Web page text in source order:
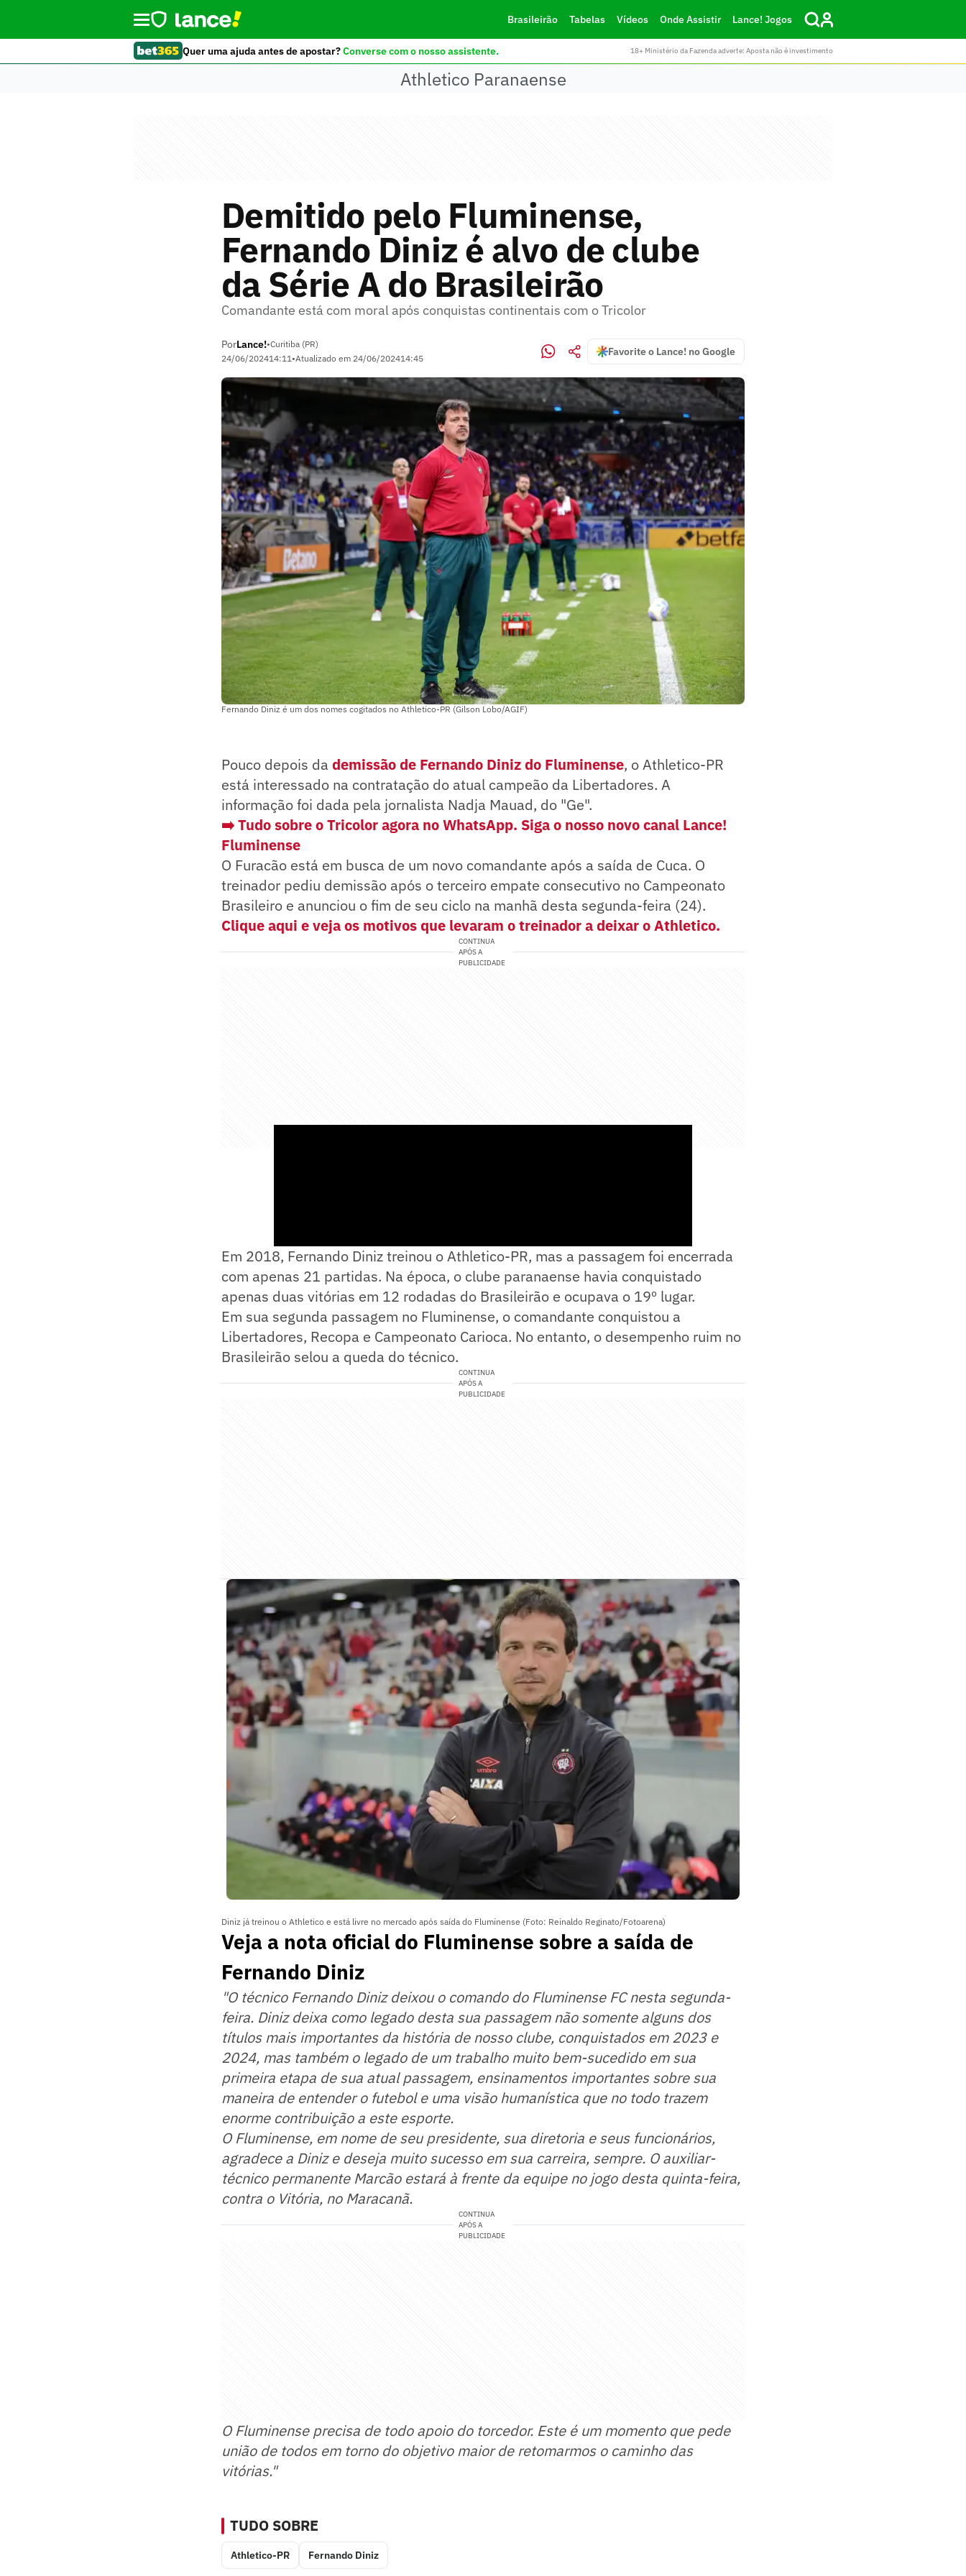
Brasileirão Tabelas Vídeos Onde Assistir Lance! Jogos
Quer uma ajuda antes de apostar?Converse com o nosso assistente. 18+ Ministério da Fazenda adverte: Aposta não é investimento
Athletico Paranaense
Demitido pelo Fluminense,
Fernando Diniz é alvo de clube
da Série A do Brasileirão
Comandante está com moral após conquistas continentais com o Tricolor
PorLance!•Curitiba (PR)
24/06/202414:11•Atualizado em 24/06/202414:45
Favorite o Lance! no Google
Fernando Diniz é um dos nomes cogitados no Athletico-PR (Gilson Lobo/AGIF)
Pouco depois da demissão de Fernando Diniz do Fluminense, o Athletico-PR
está interessado na contratação do atual campeão da Libertadores. A
informação foi dada pela jornalista Nadja Mauad, do "Ge".
➡️ Tudo sobre o Tricolor agora no WhatsApp. Siga o nosso novo canal Lance!
Fluminense
O Furacão está em busca de um novo comandante após a saída de Cuca. O
treinador pediu demissão após o terceiro empate consecutivo no Campeonato
Brasileiro e anunciou o fim de seu ciclo na manhã desta segunda-feira (24).
Clique aqui e veja os motivos que levaram o treinador a deixar o Athletico.
CONTINUA
APÓS A
PUBLICIDADE
Em 2018, Fernando Diniz treinou o Athletico-PR, mas a passagem foi encerrada
com apenas 21 partidas. Na época, o clube paranaense havia conquistado
apenas duas vitórias em 12 rodadas do Brasileirão e ocupava o 19º lugar.
Em sua segunda passagem no Fluminense, o comandante conquistou a
Libertadores, Recopa e Campeonato Carioca. No entanto, o desempenho ruim no
Brasileirão selou a queda do técnico.
CONTINUA
APÓS A
PUBLICIDADE
Diniz já treinou o Athletico e está livre no mercado após saída do Fluminense (Foto: Reinaldo Reginato/Fotoarena)
Veja a nota oficial do Fluminense sobre a saída de
Fernando Diniz
"O técnico Fernando Diniz deixou o comando do Fluminense FC nesta segunda-
feira. Diniz deixa como legado desta sua passagem não somente alguns dos
títulos mais importantes da história de nosso clube, conquistados em 2023 e
2024, mas também o legado de um trabalho muito bem-sucedido em sua
primeira etapa de sua atual passagem, ensinamentos importantes sobre sua
maneira de entender o futebol e uma visão humanística que no todo trazem
enorme contribuição a este esporte.
O Fluminense, em nome de seu presidente, sua diretoria e seus funcionários,
agradece a Diniz e deseja muito sucesso em sua carreira, sempre. O auxiliar-
técnico permanente Marcão estará à frente da equipe no jogo desta quinta-feira,
contra o Vitória, no Maracanã.
CONTINUA
APÓS A
PUBLICIDADE
O Fluminense precisa de todo apoio do torcedor. Este é um momento que pede
união de todos em torno do objetivo maior de retomarmos o caminho das
vitórias."
TUDO SOBRE
Athletico-PR Fernando Diniz